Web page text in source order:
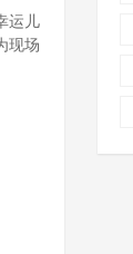
运儿
现场